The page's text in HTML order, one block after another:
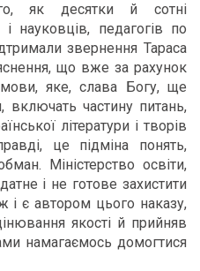
як десятки й сотні
і науковців, педагогів по
звернення Тараса
що вже за рахунок
мови, яке, слава Богу, ще
включать частину питань,
літератури і творів
це підміна понять,
Міністерство освіти,
і не готове захистити
і є автором цього наказу,
якості й прийняв
намагаємось домогтися